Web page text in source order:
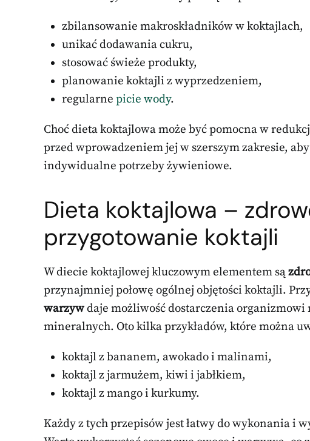
zbilansowanie makroskładników w koktajlach,
unikać dodawania cukru,
stosować świeże produkty,
planowanie koktajli z wyprzedzeniem,
regularne picie wody.
Choć dieta koktajlowa może być pomocna w
przed wprowadzeniem jej w szerszym zakresie,
indywidualne potrzeby żywieniowe.
Dieta koktajlowa –
przygotowanie koktajli
W diecie koktajlowej kluczowym elementem są
przynajmniej połowę ogólnej objętości koktajli.
warzywdaje możliwość dostarczenia
mineralnych. Oto kilka przykładów, które można
koktajl z bananem, awokado i malinami,
koktajl z jarmużem, kiwi i jabłkiem,
koktajl z mango i kurkumy.
Każdy z tych przepisów jest łatwy do wykonania i